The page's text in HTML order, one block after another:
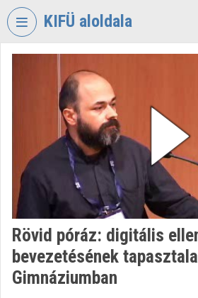
Fejléc kihagyása
KIFÜ aloldala
VIDEO
KORMÁNYZATI
INFORMATIKAI
FEJLESZTÉSI
ÜGYNÖKSÉG
Intézményi kezdőlap
Bejelentkezés
Intézményi felfedezés
Kategóriák
Rövid póráz: digitális
bevezetésének
Gimnáziumban